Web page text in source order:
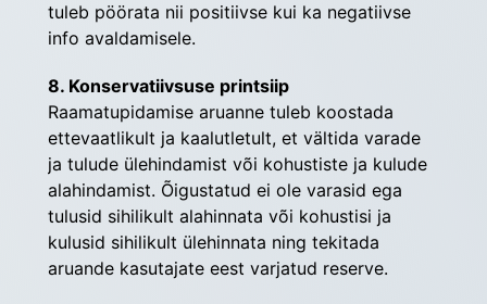
tuleb pöörata nii positiivse kui ka negatiivse
info avaldamisele.
8. Konservatiivsuse printsiip
Raamatupidamise aruanne tuleb koostada
ettevaatlikult ja kaalutletult, et vältida varade
ja tulude ülehindamist või kohustiste ja kulude
alahindamist. Õigustatud ei ole varasid ega
tulusid sihilikult alahinnata või kohustisi ja
kulusid sihilikult ülehinnata ning tekitada
aruande kasutajate eest varjatud reserve.